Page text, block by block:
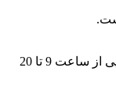
ساعت 9 تا 20